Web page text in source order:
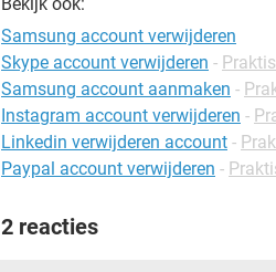
Samsung account verwijderen
Skype account verwijderen -
Samsung account aanmaken -
Instagram account verwijderen -
Linkedin verwijderen account -
Paypal account verwijderen -
2 reacties